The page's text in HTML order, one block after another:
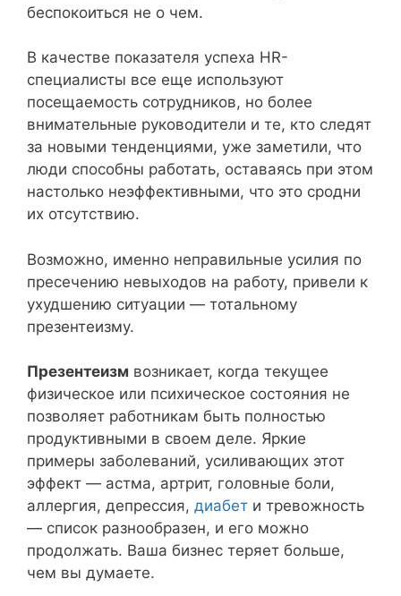
беспокоиться не о чем.
В качестве показателя успеха HR-
специалисты все еще используют
посещаемость сотрудников, но более
внимательные руководители и те, кто следят
за новыми тенденциями, уже заметили, что
люди способны работать, оставаясь при этом
настолько неэффективными, что это сродни
их отсутствию.
Возможно, именно неправильные усилия по
пресечению невыходов на работу, привели к
ухудшению ситуации — тотальному
презентеизму.
Презентеизм возникает, когда текущее
физическое или психическое состояния не
позволяет работникам быть полностью
продуктивными в своем деле. Яркие
примеры заболеваний, усиливающих этот
эффект — астма, артрит, головные боли,
аллергия, депрессия, диабет и тревожность
— список разнообразен, и его можно
продолжать. Ваша бизнес теряет больше,
чем вы думаете.